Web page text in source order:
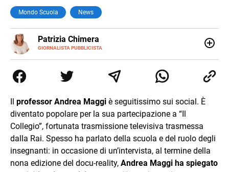
Mondo Scuola News
Patrizia Chimera
GIORNALISTA PUBBLICISTA
E-
MAIL
LINKEDIN
collaborato con grandi gruppi editoriali e agenzie di
comunicazione specializzandosi nella scrittura di articoli
Il professor Andrea Maggi è seguitissimo sui social. È
diventato popolare per la sua partecipazione a “Il
Collegio”, fortunata trasmissione televisiva trasmessa
dalla Rai. Spesso ha parlato della scuola e del ruolo degli
insegnanti: in occasione di un’intervista, al termine della
nona edizione del docu-reality, Andrea Maggi ha spiegato